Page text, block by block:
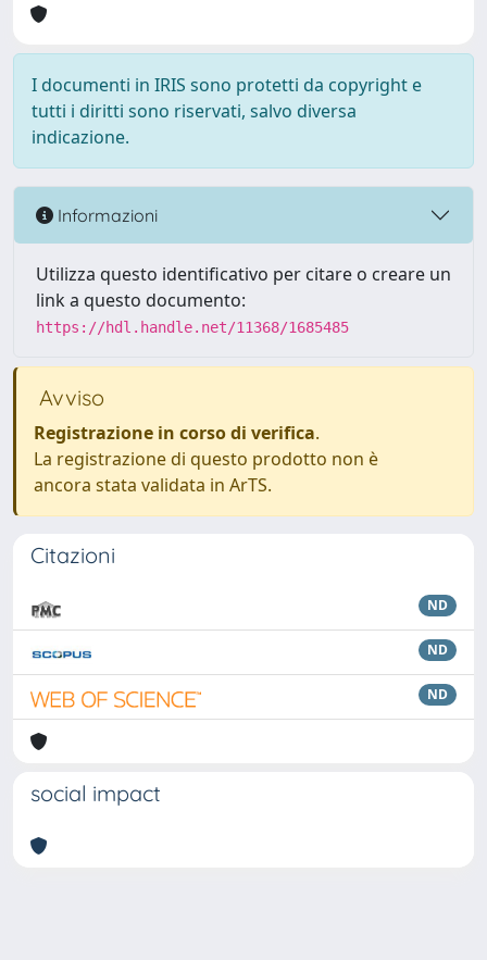
I documenti in IRIS sono protetti da copyright e
tutti i diritti sono riservati, salvo diversa
indicazione.
Informazioni
Utilizza questo identificativo per citare o creare un
link a questo documento:
https://hdl.handle.net/11368/1685485
Avviso
Registrazione in corso di verifica.
La registrazione di questo prodotto non è
ancora stata validata in ArTS.
Citazioni
ND
ND
ND
social impact